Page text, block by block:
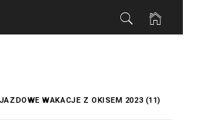
WAKACJE Z OKISEM 2023 (11)